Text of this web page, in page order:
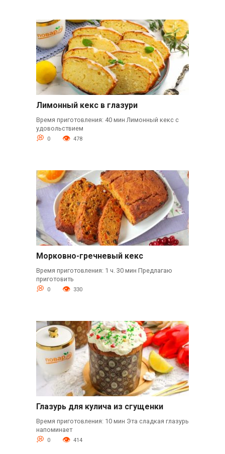
Лимонный кекс в глазури
Время приготовления: 40 мин Лимонный кекс с
удовольствием
0 478
Морковно-гречневый кекс
Время приготовления: 1 ч. 30 мин Предлагаю
приготовить
0 330
Глазурь для кулича из сгущенки
Время приготовления: 10 мин Эта сладкая глазурь
напоминает
0 414